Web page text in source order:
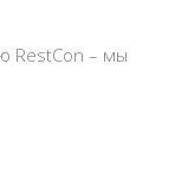
RestCon – мы